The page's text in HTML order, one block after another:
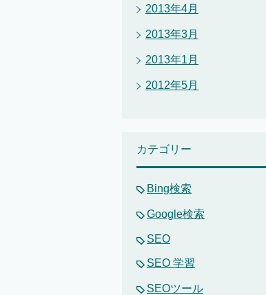
2013年4月
2013年3月
2013年1月
2012年5月
カテゴリー
Bing検索
Google検索
SEO
SEO 学習
SEOツール